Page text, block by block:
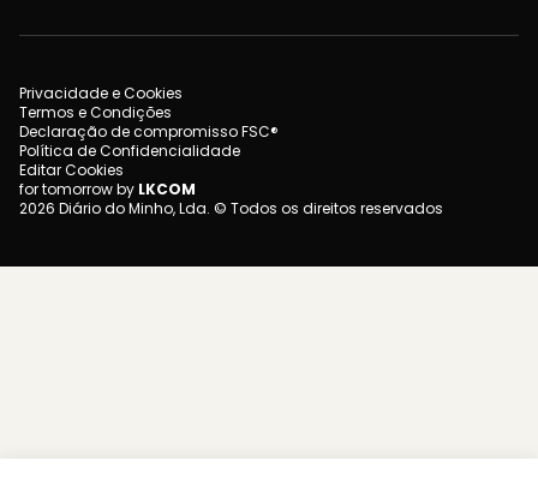
Privacidade e Cookies
Termos e Condições
Declaração de compromisso FSC®
Política de Confidencialidade
Editar Cookies
for tomorrow by LKCOM
2026 Diário do Minho, Lda. © Todos os direitos reservados